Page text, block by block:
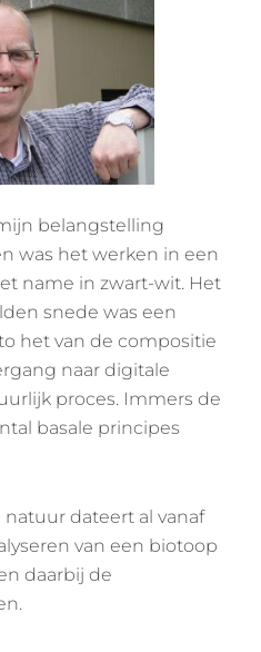
belangstelling
was het werken in een
name in zwart-wit. Het
snede was een
het van de compositie
naar digitale
proces. Immers de
basale principes
dateert al vanaf
van een biotoop
daarbij de